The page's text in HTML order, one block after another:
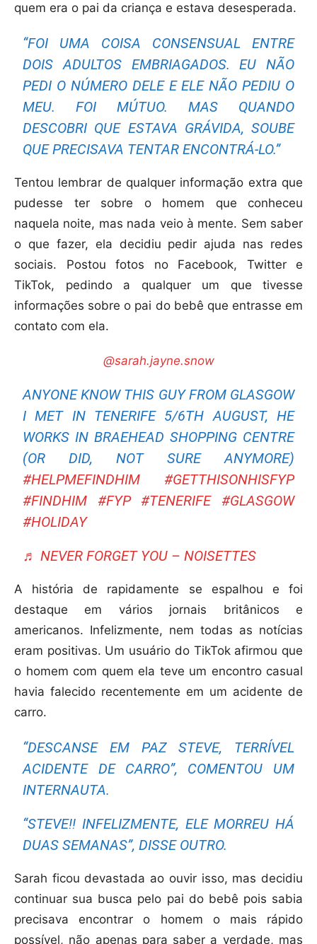
quem era o pai da criança e estava desesperada.
“FOI UMA COISA CONSENSUAL ENTRE
DOIS ADULTOS EMBRIAGADOS. EU NÃO
PEDI O NÚMERO DELE E ELE NÃO PEDIU O
MEU. FOI MÚTUO. MAS QUANDO
DESCOBRI QUE ESTAVA GRÁVIDA, SOUBE
QUE PRECISAVA TENTAR ENCONTRÁ-LO.”
Tentou lembrar de qualquer informação extra que
pudesse ter sobre o homem que conheceu
naquela noite, mas nada veio à mente. Sem saber
o que fazer, ela decidiu pedir ajuda nas redes
sociais. Postou fotos no Facebook, Twitter e
TikTok, pedindo a qualquer um que tivesse
informações sobre o pai do bebê que entrasse em
contato com ela.
@sarah.jayne.snow
ANYONE KNOW THIS GUY FROM GLASGOW
I MET IN TENERIFE 5/6TH AUGUST, HE
WORKS IN BRAEHEAD SHOPPING CENTRE
(OR DID, NOT SURE ANYMORE)
#HELPMEFINDHIM
#GETTHISONHISFYP
#FINDHIM
#FYP #TENERIFE
#GLASGOW
#HOLIDAY
♬ NEVER FORGET YOU – NOISETTES
A história de rapidamente se espalhou e foi
destaque em vários jornais britânicos e
americanos. Infelizmente, nem todas as notícias
eram positivas. Um usuário do TikTok afirmou que
o homem com quem ela teve um encontro casual
havia falecido recentemente em um acidente de
carro.
“DESCANSE EM PAZ STEVE, TERRÍVEL
ACIDENTE DE CARRO”, COMENTOU UM
INTERNAUTA.
“STEVE!! INFELIZMENTE, ELE MORREU HÁ
DUAS SEMANAS”, DISSE OUTRO.
Sarah ficou devastada ao ouvir isso, mas decidiu
continuar sua busca pelo pai do bebê pois sabia
precisava encontrar o homem o mais rápido
possível, não apenas para saber a verdade, mas